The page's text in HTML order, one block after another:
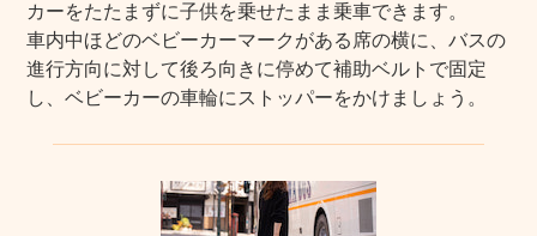
カーをたたまずに子供を乗せたまま乗車できます。
車内中ほどのベビーカーマークがある席の横に、バスの
進行方向に対して後ろ向きに停めて補助ベルトで固定
し、ベビーカーの車輪にストッパーをかけましょう。